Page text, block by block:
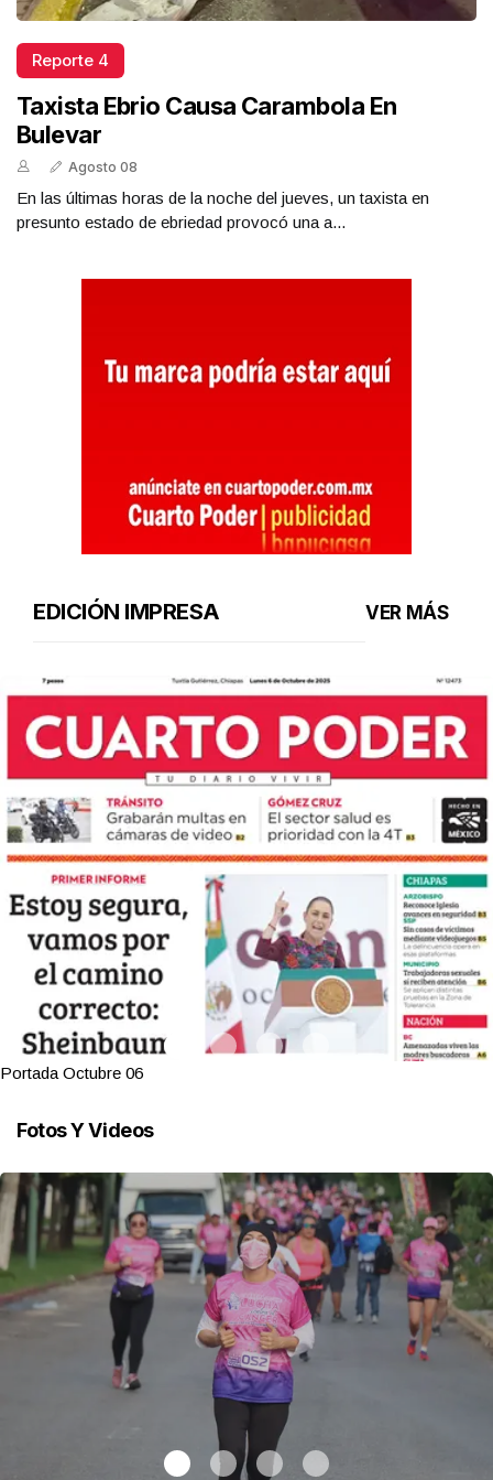
Reporte 4
Taxista Ebrio Causa Carambola En
Bulevar
Agosto 08
En las últimas horas de la noche del jueves, un taxista en
presunto estado de ebriedad provocó una a...
EDICIÓN IMPRESA VER MÁS
Portada Octubre 06
Fotos Y Videos